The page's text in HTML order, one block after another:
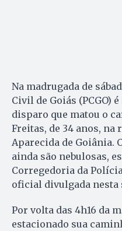
Na madrugada de
Civil de Goiás (PCGO)
disparo que matou o
Freitas, de 34 anos, na
Aparecida de Goiânia.
ainda são nebulosas,
Corregedoria da
oficial divulgada nesta
Por volta das 4h16 da
estacionado sua